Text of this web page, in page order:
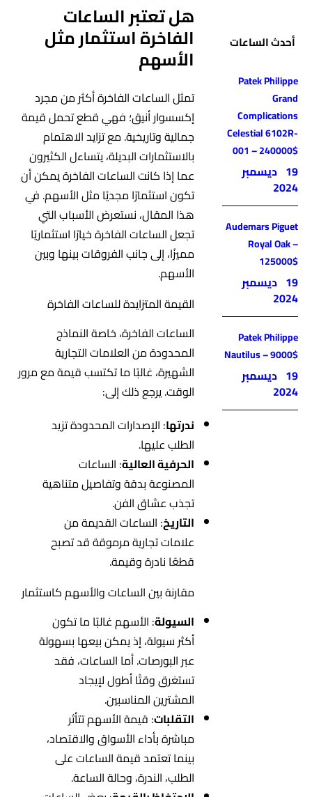
هل تعتبر الساعات
الفاخرة استثمار مثل
الأسهم
تمثل الساعات الفاخرة أكثر من مجرد
إكسسوار أنيق؛ فهي قطع تحمل قيمة
جمالية وتاريخية. مع تزايد الاهتمام
بالاستثمارات البديلة، يتساءل الكثيرون
عما إذا كانت الساعات الفاخرة يمكن أن
تكون استثمارًا مجديًا مثل الأسهم. في
هذا المقال، نستعرض الأسباب التي
تجعل الساعات الفاخرة خيارًا استثماريًا
مميزًا، إلى جانب الفروقات بينها وبين
الأسهم.
القيمة المتزايدة للساعات الفاخرة
الساعات الفاخرة، خاصة النماذج
المحدودة من العلامات التجارية
الشهيرة، غالبًا ما تكتسب قيمة مع مرور
الوقت. يرجع ذلك إلى:
ندرتها: الإصدارات المحدودة تزيد
الطلب عليها.
الحرفية العالية: الساعات
المصنوعة بدقة وتفاصيل متناهية
تجذب عشاق الفن.
التاريخ: الساعات القديمة من
علامات تجارية مرموقة قد تصبح
قطعًا نادرة وقيمة.
مقارنة بين الساعات والأسهم كاستثمار
السيولة: الأسهم غالبًا ما تكون
أكثر سيولة، إذ يمكن بيعها بسهولة
عبر البورصات. أما الساعات، فقد
تستغرق وقتًا أطول لإيجاد
المشترين المناسبين.
التقلبات: قيمة الأسهم تتأثر
مباشرة بأداء الأسواق والاقتصاد،
بينما تعتمد قيمة الساعات على
الطلب، الندرة، وحالة الساعة.
أحدث الساعات
Patek Philippe
Grand
Complications
Celestial 6102R-
001 – 240000$
19 ديسمبر
2024
Audemars Piguet
Royal Oak –
125000$
19 ديسمبر
2024
Patek Philippe
Nautilus – 9000$
19 ديسمبر
2024